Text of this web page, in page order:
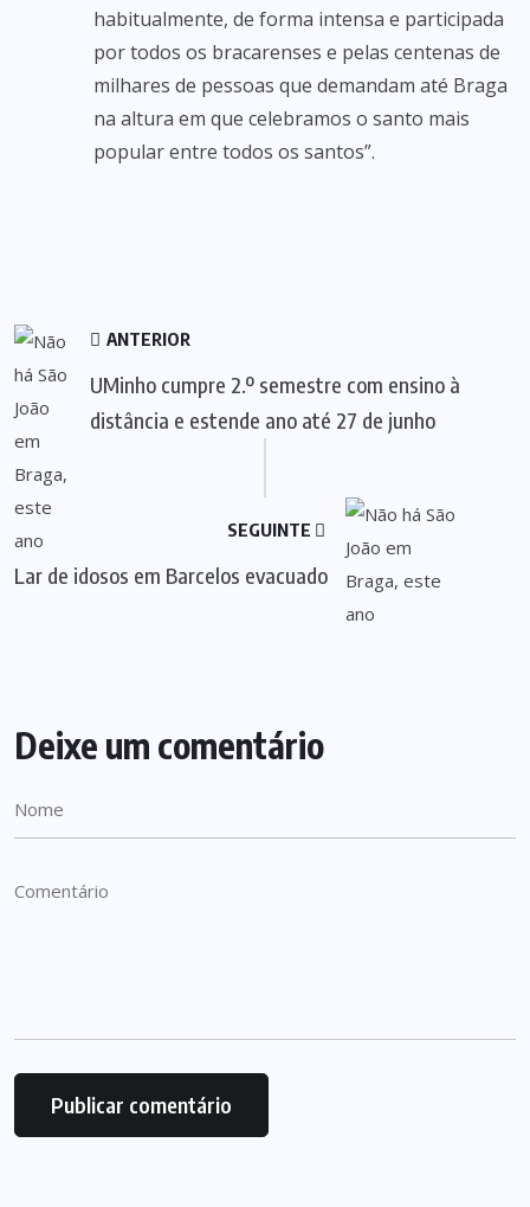
habitualmente, de forma intensa e participada
por todos os bracarenses e pelas centenas de
milhares de pessoas que demandam até Braga
na altura em que celebramos o santo mais
popular entre todos os santos”.
ANTERIOR
UMinho cumpre 2.º semestre com ensino à
distância e estende ano até 27 de junho
SEGUINTE
Lar de idosos em Barcelos evacuado
Deixe um comentário